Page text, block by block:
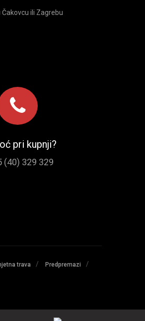
ili Zagrebu
pri kupnji?
(40) 329 329
trava / Predpremazi /